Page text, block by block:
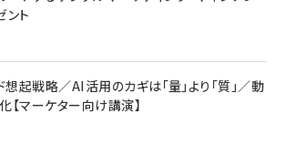
ント
起戦略／AI活用のカギは「量」より「質」／動
マーケター向け講演】